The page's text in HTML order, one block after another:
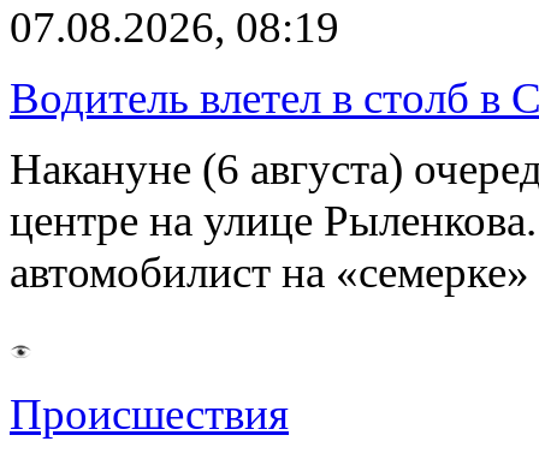
07.08.2026, 08:19
Водитель влетел в столб в
Накануне (6 августа)
центре на улице
автомобилист на
Происшествия